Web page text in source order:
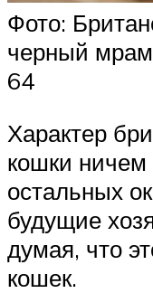
Фото:
черный
64
Характер
кошки ничем
остальных
будущие
думая, что
кошек.